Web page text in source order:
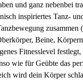
und ganz nebenbei
inspiriertes Tanz-
zusammen
Beine,
Fitnesslevel
wie für Geübte das
wird dein Körper